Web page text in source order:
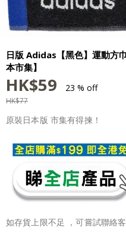
日版 Adidas【黑色】運動方
本市集】
HK$59 23 % off
HK$77
原裝日本版 市集有得揀！
如存貨上限不足 ，可嘗試聯絡